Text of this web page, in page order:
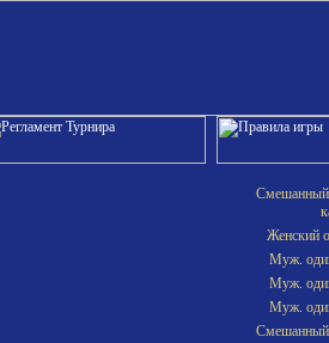
Смешанный
Женский
Муж.
Муж.
Муж.
Смешанный